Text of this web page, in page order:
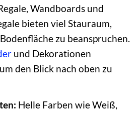
Wandboards und
bieten viel Stauraum,
zu beanspruchen.
und Dekorationen
den Blick nach oben zu
Helle Farben wie Weiß,